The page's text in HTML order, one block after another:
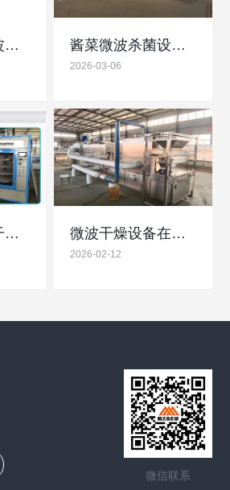
选对营养粉微波烘干杀菌设备：试机实操是保障品质关键 酱菜微波杀菌设备低温高效杀菌锁鲜防腐更节能
2026-03-06
纺织品微波烘干设备高效节能护面料厂家直供品质保障 微波干燥设备在蜂窝陶瓷过滤网中的优势和重要性
2026-02-12
微信联系